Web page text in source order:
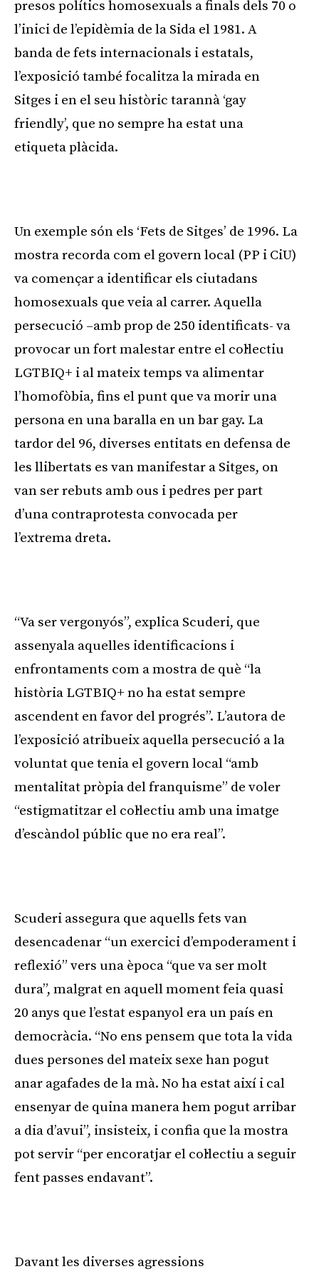
presos polítics homosexuals a finals dels 70 o
l’inici de l’epidèmia de la Sida el 1981. A
banda de fets internacionals i estatals,
l’exposició també focalitza la mirada en
Sitges i en el seu històric tarannà ‘gay
friendly’, que no sempre ha estat una
etiqueta plàcida.
Un exemple són els ‘Fets de Sitges’ de 1996. La
mostra recorda com el govern local (PP i CiU)
va començar a identificar els ciutadans
homosexuals que veia al carrer. Aquella
persecució –amb prop de 250 identificats- va
provocar un fort malestar entre el col·lectiu
LGTBIQ+ i al mateix temps va alimentar
l’homofòbia, fins el punt que va morir una
persona en una baralla en un bar gay. La
tardor del 96, diverses entitats en defensa de
les llibertats es van manifestar a Sitges, on
van ser rebuts amb ous i pedres per part
d’una contraprotesta convocada per
l’extrema dreta.
“Va ser vergonyós”, explica Scuderi, que
assenyala aquelles identificacions i
enfrontaments com a mostra de què “la
història LGTBIQ+ no ha estat sempre
ascendent en favor del progrés”. L’autora de
l’exposició atribueix aquella persecució a la
voluntat que tenia el govern local “amb
mentalitat pròpia del franquisme” de voler
“estigmatitzar el col·lectiu amb una imatge
d’escàndol públic que no era real”.
Scuderi assegura que aquells fets van
desencadenar “un exercici d’empoderament i
reflexió” vers una època “que va ser molt
dura”, malgrat en aquell moment feia quasi
20 anys que l’estat espanyol era un país en
democràcia. “No ens pensem que tota la vida
dues persones del mateix sexe han pogut
anar agafades de la mà. No ha estat així i cal
ensenyar de quina manera hem pogut arribar
a dia d’avui”, insisteix, i confia que la mostra
pot servir “per encoratjar el col·lectiu a seguir
fent passes endavant”.
Davant les diverses agressions